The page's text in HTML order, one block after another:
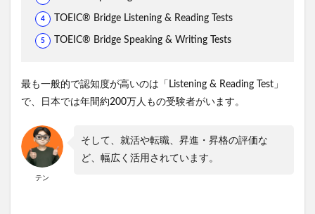
TOEIC®︎ Bridge Listening & Reading Tests
TOEIC®︎ Bridge Speaking & Writing Tests
最も一般的で認知度が高いのは「Listening & Reading Test」
で、日本では年間約200万人もの受験者がいます。
テン
そして、就活や転職、昇進・昇格の評価な
ど、幅広く活用されています。